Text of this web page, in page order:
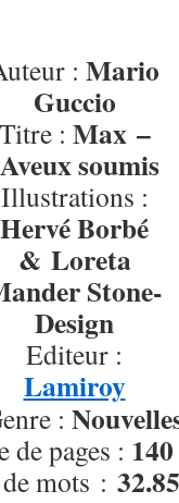
: Mario
Guccio
Titre : Max –
Aveux soumis
Illustrations :
Hervé Borbé
& Loreta
Stone-
Design
Editeur :
Lamiroy
:
de pages :
mots :